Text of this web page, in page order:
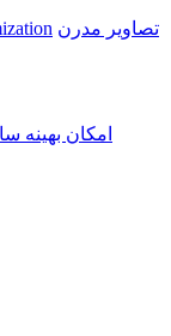
تصاویر مدرن
امکان بهینه